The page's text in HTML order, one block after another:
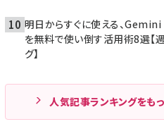
明日からすぐに使える、
を無料で使い倒す活用術8選【
グ】
人気記事ランキングをも